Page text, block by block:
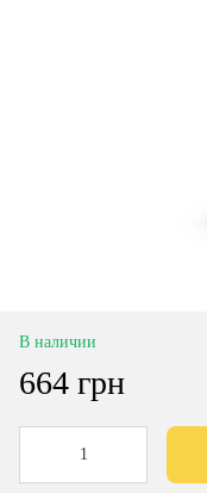
В наличии
664 грн